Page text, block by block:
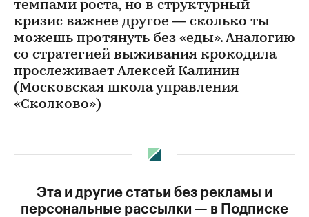
темпами роста, но в структурный
кризис важнее другое — сколько ты
можешь протянуть без «еды». Аналогию
со стратегией выживания крокодила
прослеживает Алексей Калинин
(Московская школа управления
«Сколково»)
Эта и другие статьи без рекламы и
персональные рассылки — в Подписке